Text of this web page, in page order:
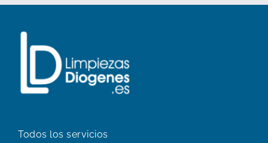
Todos los servicios